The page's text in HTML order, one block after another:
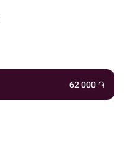
62 000 ֏